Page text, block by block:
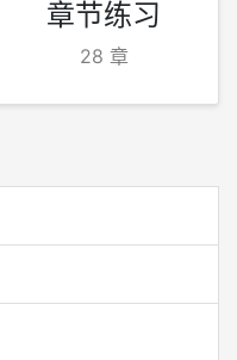
章节练习
28 章